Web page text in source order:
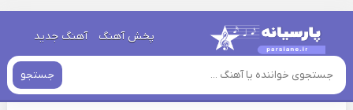
پخش آهنگ آهنگ جدید
جستجو
خانه » دانلود آهنگ جدید
دانلود آهنگ قر قاطی از مجهول